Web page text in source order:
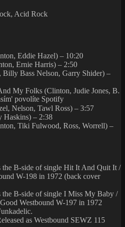
povolíte Spotify
Acid Rock
Eddie Hazel) – 10:20
Ernie Harris) – 2:50
Bass Nelson, Garry Shider) –
My Folks (Clinton, Judie Jones, B.
Nelson, Tawl Ross) – 3:57
Haskins) – 2:38
Tiki Fulwood, Ross, Worrell) –
the B-side of single Hit It And Quit It /
W-198 in 1972 (back cover
the B-side of single I Miss My Baby /
Westbound W-197 in 1972
as Westbound SEWZ 115